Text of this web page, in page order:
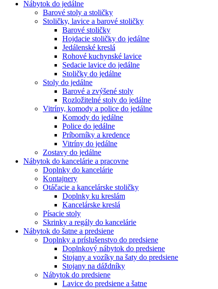
Nábytok do jedálne
Barové stoly a stoličky
Stoličky, lavice a barové stoličky
Barové stoličky
Hojdacie stoličky do jedálne
Jedálenské kreslá
Rohové kuchynské lavice
Sedacie lavice do jedálne
Stoličky do jedálne
Stoly do jedálne
Barové a zvýšené stoly
Rozložitelné stoly do jedálne
Vitríny, komody a police do jedálne
Komody do jedálne
Police do jedálne
Príborníky a kredence
Vitríny do jedálne
Zostavy do jedálne
Nábytok do kancelárie a pracovne
Doplnky do kancelárie
Kontajnery
Otáčacie a kancelárske stoličky
Doplnky ku kreslám
Kancelárske kreslá
Písacie stoly
Skrinky a regály do kancelárie
Nábytok do šatne a predsiene
Doplnky a príslušenstvo do predsiene
Doplnkový nábytok do predsiene
Stojany a vozíky na šaty do predsiene
Stojany na dáždníky
Nábytok do predsiene
Lavice do predsiene a šatne